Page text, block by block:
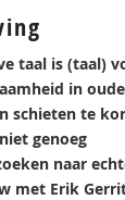
taal is (taal)
in
schieten te
genoeg
naar
met Erik